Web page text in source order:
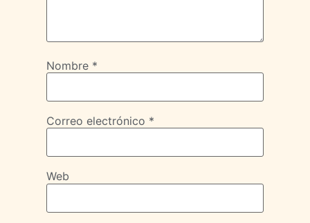
Nombre *
Correo electrónico *
Web